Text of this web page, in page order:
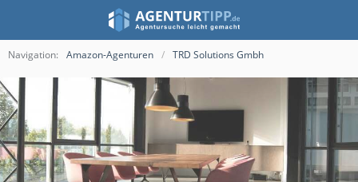
Navigation: Amazon-Agenturen TRD Solutions Gmbh